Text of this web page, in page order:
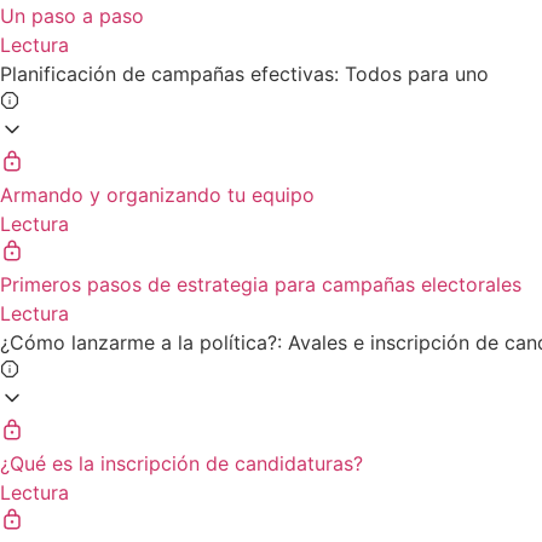
Un paso a paso
Lectura
Planificación de campañas efectivas: Todos para uno
Armando y organizando tu equipo
Lectura
Primeros pasos de estrategia para campañas electorales
Lectura
¿Cómo lanzarme a la política?: Avales e inscripción de
¿Qué es la inscripción de candidaturas?
Lectura